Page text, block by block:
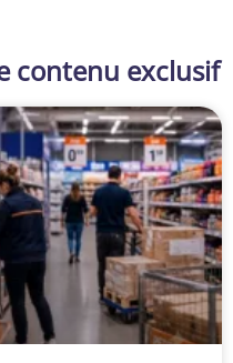
contenu exclusif